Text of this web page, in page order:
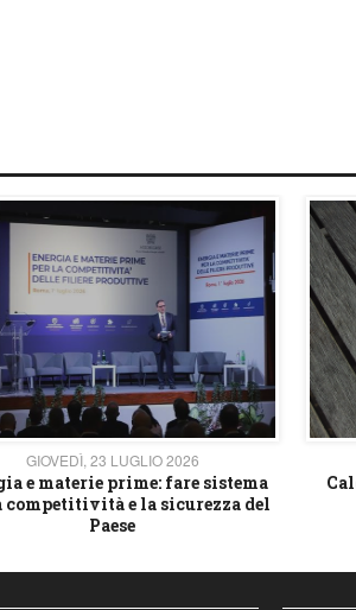
GIOVEDÌ, 23 LUGLIO 2026
e materie prime: fare sistema
competitività e la sicurezza del
Paese